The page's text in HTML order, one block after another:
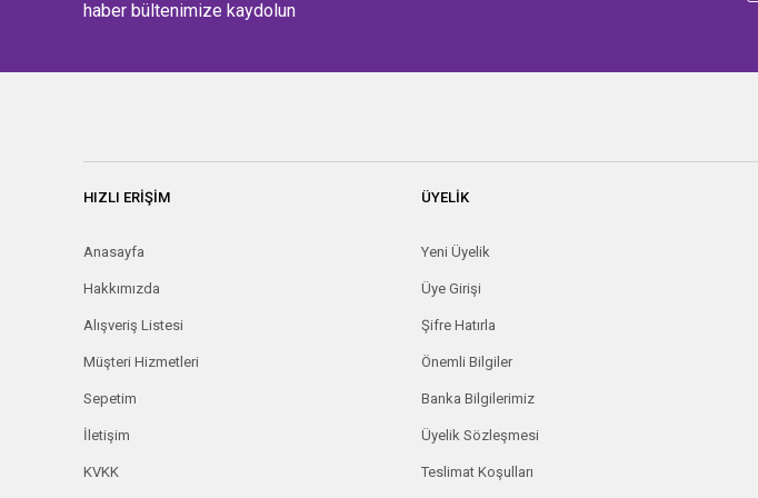
haber bültenimize kaydolun
HIZLI ERİŞİM
Anasayfa
Hakkımızda
Alışveriş Listesi
Müşteri Hizmetleri
Sepetim
İletişim
KVKK
ÜYELİK
Yeni Üyelik
Üye Girişi
Şifre Hatırla
Önemli Bilgiler
Banka Bilgilerimiz
Üyelik Sözleşmesi
Teslimat Koşulları